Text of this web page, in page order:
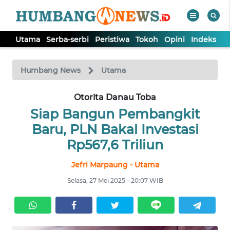
Utama Serba-serbi Peristiwa Tokoh Opini Indeks
Humbang News Utama
Otorita Danau Toba
Siap Bangun Pembangkit
Baru, PLN Bakal Investasi
Rp567,6 Triliun
Jefri Marpaung - Utama
Selasa, 27 Mei 2025 - 20:07 WIB
TV
Tutup
SERBA-
TOKOH
OPINI